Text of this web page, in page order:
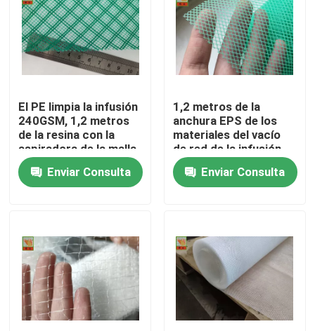
Sobre nosotros
Viaje de la fábrica
Control de calidad
Éntrenos en contacto con
Pida una cita
Red plástica sacada
red de la malla del jardín
Red agrícola
El PE limpia la infusión
240GSM, 1,2 metros
de la resina con la
aspiradora de la malla
de la infusión de color
verde de la anchura
Enviar Consulta
1,2 metros de la
anchura EPS de los
materiales del vacío
de red de la infusión
Enviar Consulta